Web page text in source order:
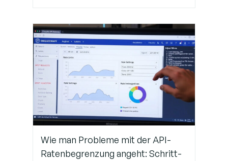
Wie man Probleme mit der API-
Ratenbegrenzung angeht: Schritt-